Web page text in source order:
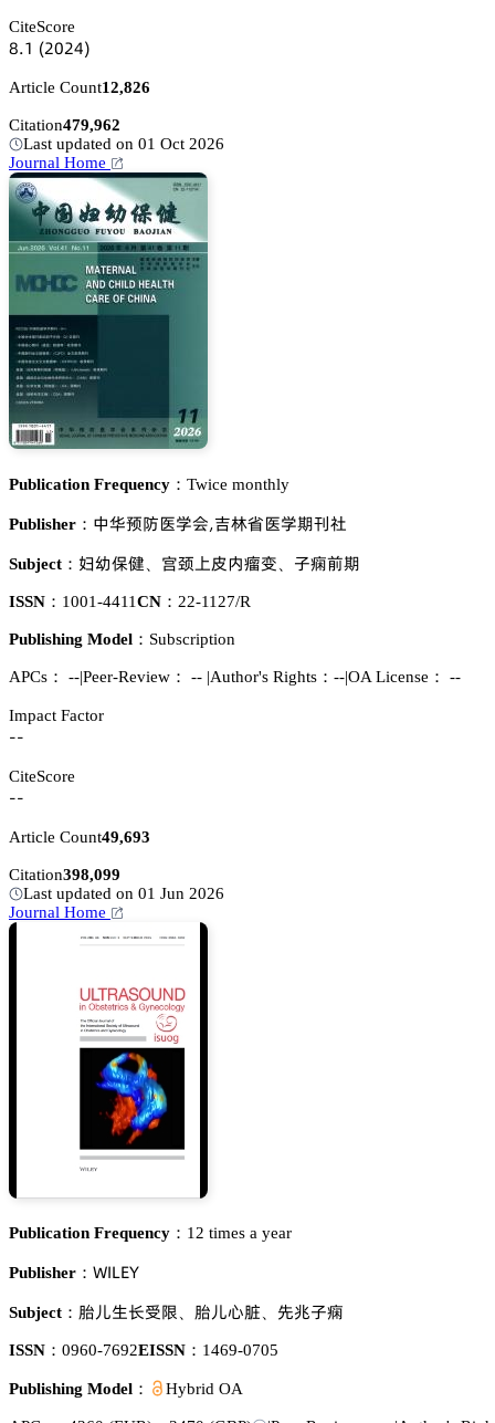
CiteScore
躭.声 (缗蔡缗鋺)
Article Count12,826
Citation479,962
Last updated on 01 Oct 2026
Journal Home
Publication Frequency： Twice monthly
Publisher： 瘼瀪幅糯掋惒肦,剈㲸漳掋惒洗䲢㪫
Subject： 痵㽵繼萱 濁吜鋚衄鱔䓲珋 㞠𪤗魦洗
ISSN： 1001-4411CN： 22-1127/R
Publishing Model： Subscription
APCs： --|Peer-Review： -- |Author's Rights：--|OA License： --
Impact Factor
--
CiteScore
--
Article Count49,693
Citation398,099
Last updated on 01 Jun 2026
Journal Home
Publication Frequency： 12 times a year
Publisher： 遙喊欄乊巨
Subject： 㮁䫦璗㾛嗅鶺、 㮁䫦㔦幏、 瓽䱄㞠𪤗
ISSN： 0960-7692EISSN： 1469-0705
Publishing Model： Hybrid OA